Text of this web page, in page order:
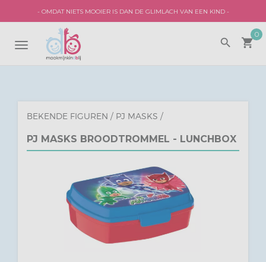
- OMDAT NIETS MOOIER IS DAN DE GLIMLACH VAN EEN KIND -
local_grocery_store
0
search
TOGGLE
NAVIGATION
BEKENDE FIGUREN / PJ MASKS /
PJ MASKS BROODTROMMEL - LUNCHBOX